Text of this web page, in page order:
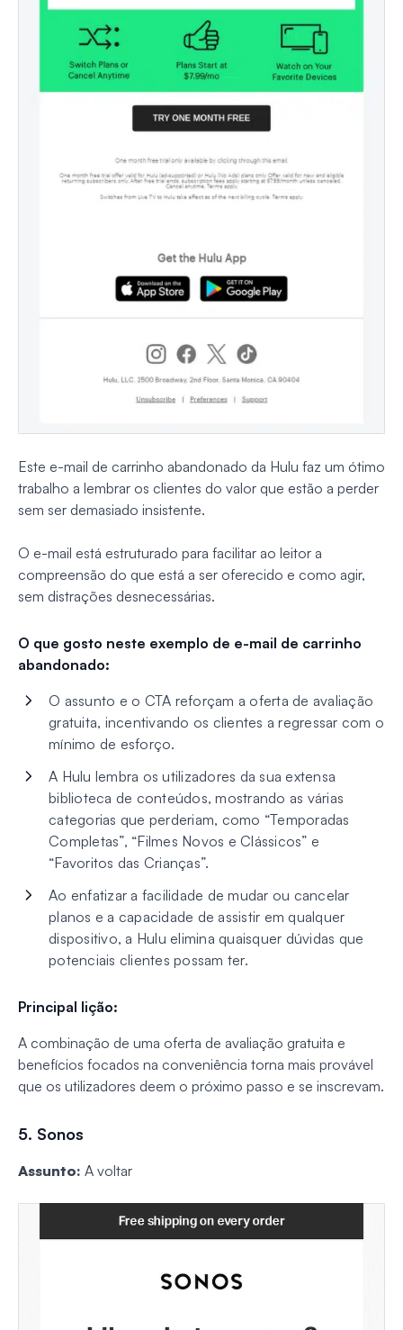
Este e-mail de carrinho abandonado da Hulu faz um ótimo
trabalho a lembrar os clientes do valor que estão a perder
sem ser demasiado insistente.
O e-mail está estruturado para facilitar ao leitor a
compreensão do que está a ser oferecido e como agir,
sem distrações desnecessárias.
O que gosto neste exemplo de e-mail de carrinho
abandonado:
O assunto e o CTA reforçam a oferta de avaliação
gratuita, incentivando os clientes a regressar com o
mínimo de esforço.
A Hulu lembra os utilizadores da sua extensa
biblioteca de conteúdos, mostrando as várias
categorias que perderiam, como “Temporadas
Completas”, “Filmes Novos e Clássicos” e
“Favoritos das Crianças”.
Ao enfatizar a facilidade de mudar ou cancelar
planos e a capacidade de assistir em qualquer
dispositivo, a Hulu elimina quaisquer dúvidas que
potenciais clientes possam ter.
Principal lição:
A combinação de uma oferta de avaliação gratuita e
benefícios focados na conveniência torna mais provável
que os utilizadores deem o próximo passo e se inscrevam.
5. Sonos
Assunto: A voltar